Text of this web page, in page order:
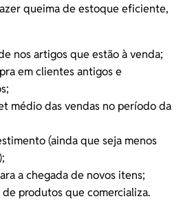
queima de estoque eficiente,
nos artigos que estão à venda;
em clientes antigos e
médiodas vendas no período da
(ainda que seja menos
a chegada de novos itens;
produtos que comercializa.